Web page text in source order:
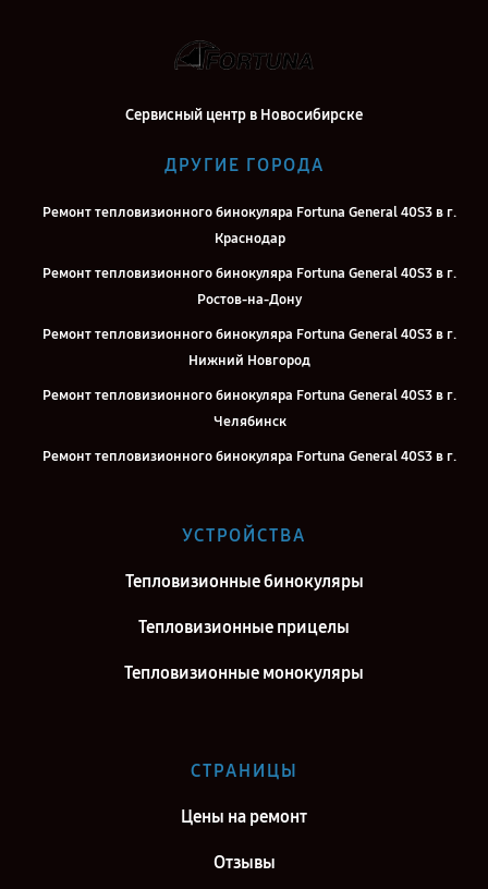
Сервисный центр в Новосибирске
ДРУГИЕ ГОРОДА
Ремонт тепловизионного бинокуляра Fortuna General 40S3 в г.
Краснодар
Ремонт тепловизионного бинокуляра Fortuna General 40S3 в г.
Ростов-на-Дону
Ремонт тепловизионного бинокуляра Fortuna General 40S3 в г.
Нижний Новгород
Ремонт тепловизионного бинокуляра Fortuna General 40S3 в г.
Челябинск
Ремонт тепловизионного бинокуляра Fortuna General 40S3 в г.
Казань
Ремонт тепловизионного бинокуляра Fortuna General 40S3 в г.
Ремонт тепловизионного бинокуляра Fortuna General 40S3 в г.
Саратов
Ремонт тепловизионного бинокуляра Fortuna General 40S3 в г.
Ремонт тепловизионного бинокуляра Fortuna General 40S3 в г.
УСТРОЙСТВА
Тепловизионные бинокуляры
Тепловизионные прицелы
Тепловизионные монокуляры
СТРАНИЦЫ
Цены на ремонт
Отзывы